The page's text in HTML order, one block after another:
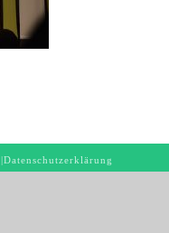
|Datenschutzerklärung